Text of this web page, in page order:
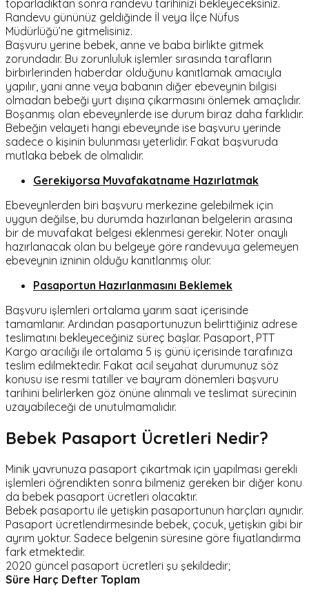
toparladıktan sonra randevu tarihinizi bekleyeceksiniz.
Randevu gününüz geldiğinde İl veya İlçe Nüfus
Müdürlüğü’ne gitmelisiniz.
Başvuru yerine bebek, anne ve baba birlikte gitmek
zorundadır. Bu zorunluluk işlemler sırasında tarafların
birbirlerinden haberdar olduğunu kanıtlamak amacıyla
yapılır, yani anne veya babanın diğer ebeveynin bilgisi
olmadan bebeği yurt dışına çıkarmasını önlemek amaçlıdır.
Boşanmış olan ebeveynlerde ise durum biraz daha farklıdır.
Bebeğin velayeti hangi ebeveynde ise başvuru yerinde
sadece o kişinin bulunması yeterlidir. Fakat başvuruda
mutlaka bebek de olmalıdır.
Gerekiyorsa Muvafakatname Hazırlatmak
Ebeveynlerden biri başvuru merkezine gelebilmek için
uygun değilse, bu durumda hazırlanan belgelerin arasına
bir de muvafakat belgesi eklenmesi gerekir. Noter onaylı
hazırlanacak olan bu belgeye göre randevuya gelemeyen
ebeveynin izninin olduğu kanıtlanmış olur.
Pasaportun Hazırlanmasını Beklemek
Başvuru işlemleri ortalama yarım saat içerisinde
tamamlanır. Ardından pasaportunuzun belirttiğiniz adrese
teslimatını bekleyeceğiniz süreç başlar. Pasaport, PTT
Kargo aracılığı ile ortalama 5 iş günü içerisinde tarafınıza
teslim edilmektedir. Fakat acil seyahat durumunuz söz
konusu ise resmi tatiller ve bayram dönemleri başvuru
tarihini belirlerken göz önüne alınmalı ve teslimat sürecinin
uzayabileceği de unutulmamalıdır.
Bebek Pasaport Ücretleri Nedir?
Minik yavrunuza pasaport çıkartmak için yapılması gerekli
işlemleri öğrendikten sonra bilmeniz gereken bir diğer konu
da bebek pasaport ücretleri olacaktır.
Bebek pasaportu ile yetişkin pasaportunun harçları aynıdır.
Pasaport ücretlendirmesinde bebek, çocuk, yetişkin gibi bir
ayrım yoktur. Sadece belgenin süresine göre fiyatlandırma
fark etmektedir.
2020 güncel pasaport ücretleri şu şekildedir;
Süre Harç Defter Toplam